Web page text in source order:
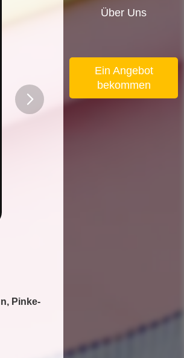
Pinke-
Über Uns
Ein Angebot
bekommen